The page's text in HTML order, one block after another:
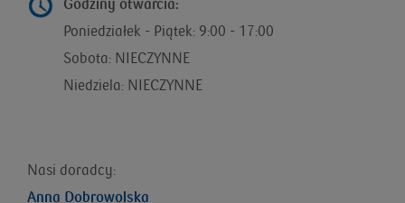
Godziny otwarcia:
Poniedziałek - Piątek: 9:00 - 17:00
Sobota: NIECZYNNE
Niedziela: NIECZYNNE
Nasi doradcy:
Anna Dobrowolska